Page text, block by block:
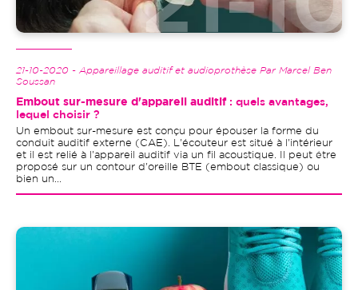
21-10-2020 - Appareillage auditif et audioprothèse Par Marcel Ben
Soussan
Embout sur-mesure d'appareil auditif: quels avantages,
lequel choisir ?
Un embout sur-mesure est conçu pour épouser la forme du
conduit auditif externe (CAE). L'écouteur est situé à l'intérieur
et il est relié à l'appareil auditif via un fil acoustique. Il peut être
proposé sur un contour d'oreille BTE (embout classique) ou
bien un...
Image